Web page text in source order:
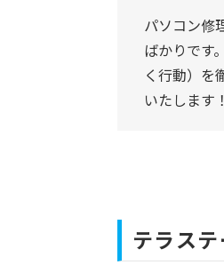
パソコン修
ばかりです
く行動）を
いたします！
テラス